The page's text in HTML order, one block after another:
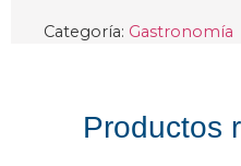
Categoría: Gastronomía
Productos